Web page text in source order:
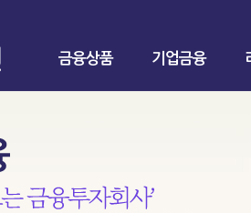
금융상품 기업금융